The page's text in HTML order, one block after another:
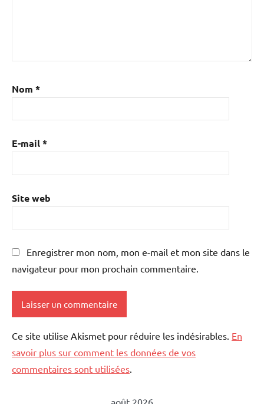
Nom *
E-mail*
Site web
Enregistrer mon nom, mon e-mail et mon site dans le
navigateur pour mon prochain commentaire.
Ce site utilise Akismet pour réduire les indésirables. En
savoir plus sur comment les données de vos
commentaires sont utilisées
août 2026